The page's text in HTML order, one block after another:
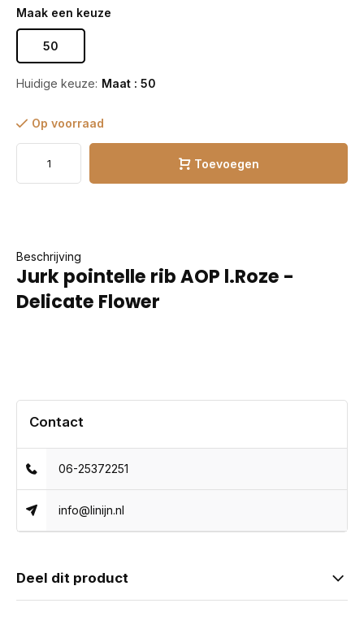
Maak een keuze
50
Huidige keuze: Maat : 50
Op voorraad
Toevoegen
Beschrijving
Jurk pointelle rib AOP l.Roze -
Delicate Flower
Contact
06-25372251
info@linijn.nl
Deel dit product